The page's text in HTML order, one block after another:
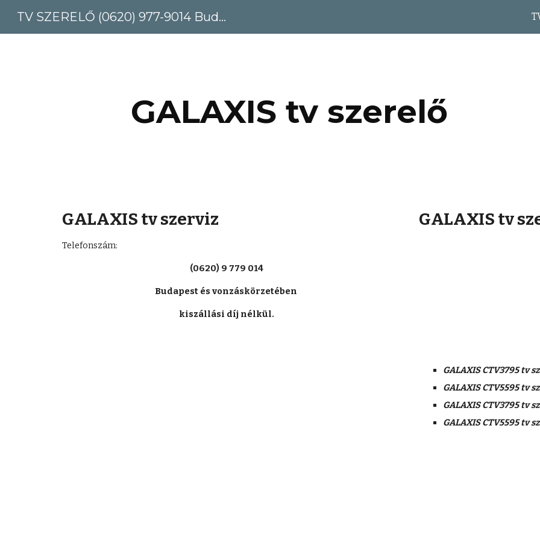
Skip to
TV SZERELŐ (0620) 977-9014 Budapest, Pest megye
GALAXIS tv szerelő
GALAXIS tv szerviz
Telefonszám:
(0620) 9 779 014
Budapest és vonzáskörzetében
kiszállási díj nélkül.
GALAXIS tv
GALAXIS CTV3795 tv
GALAXIS CTV5595 tv
GALAXIS CTV3795 tv
GALAXIS CTV5595 tv